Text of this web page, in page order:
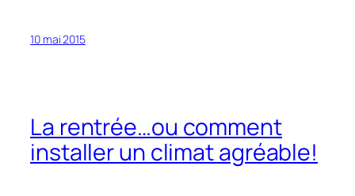
10 mai 2015
La rentrée…ou comment
installer un climat agréable!